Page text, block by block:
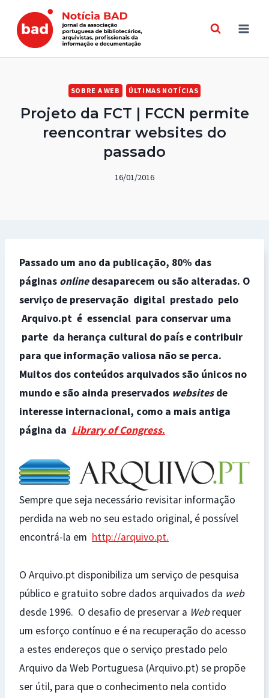
content
SOBRE A WEB ÚLTIMAS NOTÍCIAS
Projeto da FCT | FCCN permite
reencontrar websites do
passado
16/01/2016
Passado um ano da publicação, 80% das
páginas onlinedesaparecem ou são alteradas. O
serviço de preservação digital prestado pelo
Arquivo.pt é essencial para conservar uma
parte da herança cultural do país e contribuir
para que informação valiosa não se perca.
Muitos dos conteúdos arquivados são únicos no
mundo e são ainda preservados websitesde
interesse internacional, como a mais antiga
página da Library of Congress.
Sempre que seja necessário revisitar informação
perdida na web no seu estado original, é possível
encontrá-la em http://arquivo.pt.
O Arquivo.pt disponibiliza um serviço de pesquisa
público e gratuito sobre dados arquivados da web
desde 1996. O desafio de preservar a Webrequer
um esforço contínuo e é na recuperação do acesso
a estes endereços que o serviço prestado pelo
Arquivo da Web Portuguesa (Arquivo.pt) se propõe
ser útil, para que o conhecimento nela contido